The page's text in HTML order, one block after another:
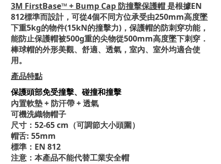
3M FirstBase™ + Bump Cap 防撞擊保護帽是根據EN
812標準而設計，可從4個不同方位承受由250mm高度墜
下重5kg的物件(15kN的撞擊力)，保護帽的防刺穿功能，
能防止保護帽被500g重的尖物從500mm高度墜下刺穿．
棒球帽的外形美觀、舒適、透氣，室內、室外均適合使
用。
產品特點
保護頭部免受撞擊、碰撞和撞擊
內置軟墊 + 防汗帶 + 透氣
可機洗織物帽子
尺寸：52-65 cm（可調節大小頭圍）
帽舌: 55mm
標準：EN 812
注意：本產品不能代替工業安全帽